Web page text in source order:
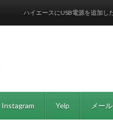
Instagram Yelp メール
ハイエースにUSB電源を追加した。